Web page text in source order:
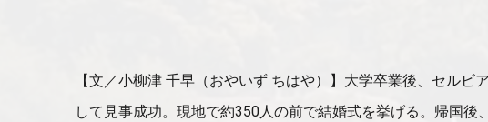
【文／小柳津 千早（おやいず ちはや）】大学卒業後、セル
して見事成功。現地で約350人の前で結婚式を挙げる。帰国